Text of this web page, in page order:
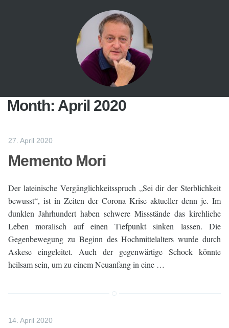
Month: April 2020
27. April 2020
Memento Mori
Der lateinische Vergänglichkeitsspruch „Sei dir der Sterblichkeit
bewusst“, ist in Zeiten der Corona Krise aktueller denn je. Im
dunklen Jahrhundert haben schwere Missstände das kirchliche
Leben moralisch auf einen Tiefpunkt sinken lassen. Die
Gegenbewegung zu Beginn des Hochmittelalters wurde durch
Askese eingeleitet. Auch der gegenwärtige Schock könnte
heilsam sein, um zu einem Neuanfang in eine …
14. April 2020